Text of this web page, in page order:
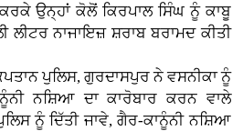
ਉਨ੍ਹਾਂ ਕੋਲੋਂ ਕਿਰਪਾਲ ਸਿੰਘ ਨੂੰ ਕਾਬੂ
ਲੀਟਰ ਨਾਜਾਇਜ਼ ਸ਼ਰਾਬ ਬਰਾਮਦ ਕੀਤੀ
ਪੁਲਿਸ, ਗੁਰਦਾਸਪੁਰ ਨੇ ਵਸਨੀਕਾ ਨੂੰ
ਨਸ਼ਿਆ ਦਾ ਕਾਰੋਬਾਰ ਕਰਨ ਵਾਲੇ
ਨੂੰ ਦਿੱਤੀ ਜਾਵੇ, ਗੈਰ-ਕਾਨੂੰਨੀ ਨਸ਼ਿਆ